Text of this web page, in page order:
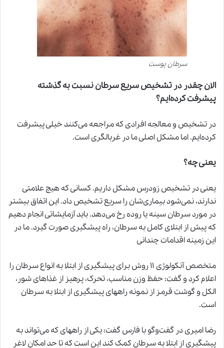
سرطان پوست
الان چقدر در تشخیص سریع سرطان نسبت به گذشته
پیشرفت کرده‌ایم؟
در تشخیص و معالجه افرادی که مراجعه می‌کنند خیلی پیشرفت
کرده‌ایم. اما مشکل اصلی ما در غربالگری است.
یعنی چه؟
یعنی در تشخیص زودرس مشکل داریم. کسانی که هیچ علامتی
ندارند، نمی‌شود بیماری‌شان را سریع تشخیص داد. این اتفاق بیشتر
در مورد سرطان سینه یا روده رخ می‌دهد. باید آزمایشاتی انجام دهیم
که پیش از ابتلای کامل به سرطان، راه پیشگیری صورت گیرد. ما در
این زمینه اقدامات چندانی
متخصص آنکولوژی ۱۱ روش برای پیشگیری از ابتلا به انواع سرطان را
اعلام کرد و گفت: حفظ وزن مناسب، تحرک، پرهیز از غذاهای شور،
الکل و گوشت قرمز از نمونه‌ راههای پیشگیری از ابتلا به سرطان
است.
رضا امیری در گفت‌وگو با فارس گفت: یکی از راههای که می‌تواند به
پیشگیری از ابتلا به سرطان کمک کند این است که تا حد امکان لاغر